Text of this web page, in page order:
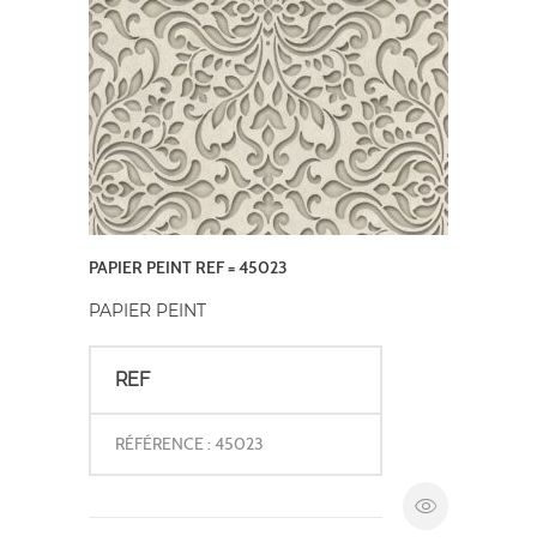
PAPIER PEINT REF = 45023
PAPIER PEINT
REF
RÉFÉRENCE : 45023